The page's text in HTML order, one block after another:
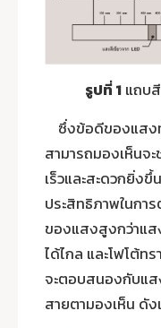
รูปที่ 1แถบสี
ซึ่งข้อดีของแส
สามารถมองเห็นจ
เร็วและสะดวกยิ่ง
ประสิทธิภาพในกา
ของแสงสูงกว่าแส
ได้ไกล และโฟโต้ท
จะตอบสนองกับแ
สายตามองเห็น ดั